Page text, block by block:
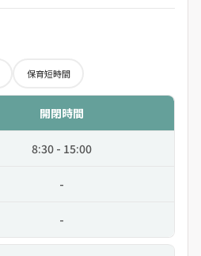
保育短時間
開閉時間
8:30 - 15:00
-
-